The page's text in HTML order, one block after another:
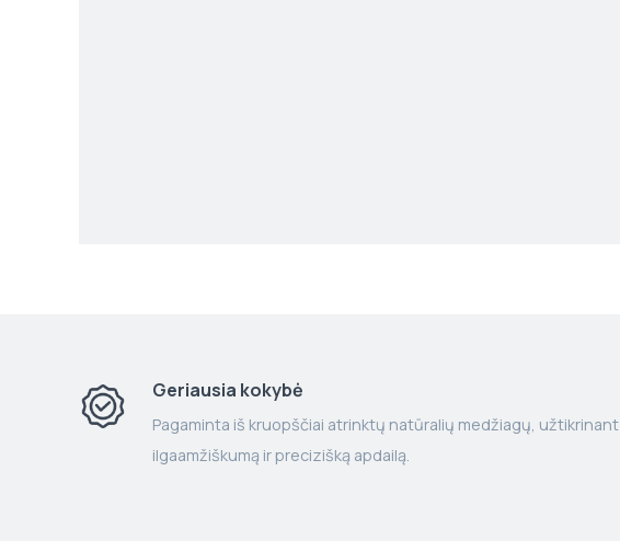
Geriausia kokybė
Pagaminta iš kruopščiai atrinktų natūralių medžiagų, užtikrinant
ilgaamžiškumą ir precizišką apdailą.